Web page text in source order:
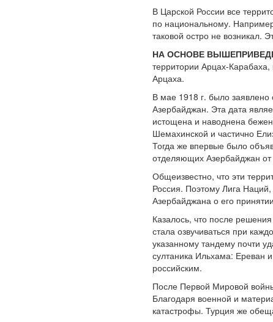
В Царской России все
по национальному.
таковой остро не возникал.
НА ОСНОВЕ
территории Арцах-
Арцаха.
В мае 1918 г. было заявлено
Азербайджан. Эта дата
истощена и наводнена
Шемахинской и частично
Тогда же впервые было
отделяющих Азербайджан от
Общеизвестно, что эти
Россия. Поэтому Лига
Азербайджана о его
Казалось, что после
стала озвучиваться при
указанному тандему почти
султаника Ильхама: Ереван
российским.
После Первой Мировой
Благодаря военной и
катастрофы. Турция же